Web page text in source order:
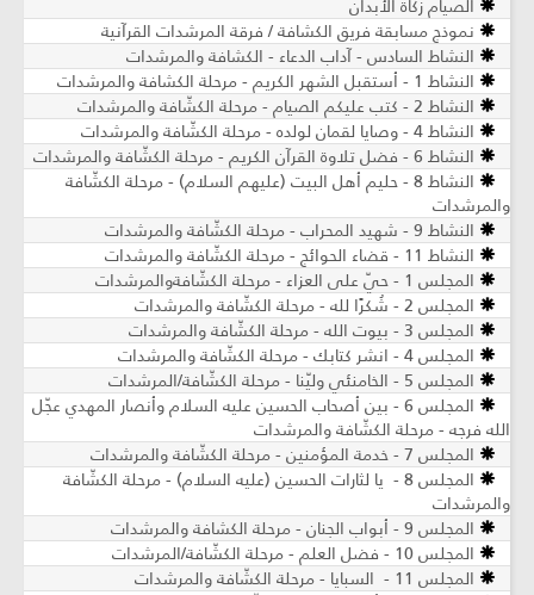
الصيام زكاة الأبدان
نموذج مسابقة فريق الكشافة / فرقة المرشدات القرآنية
النشاط السادس - آداب الدعاء - الكشافة والمرشدات
النشاط 1 - أستقبل الشهر الكريم - مرحلة الكشافة والمرشدات
النشاط 2 - كتب عليكم الصيام - مرحلة الكشّافة والمرشدات
النشاط 4 - وصايا لقمان لولده - مرحلة الكشّافة والمرشدات
النشاط 6 - فضل تلاوة القرآن الكريم - مرحلة الكشّافة والمرشدات
النشاط 8 - حليم أهل البيت (عليهم السلام) - مرحلة الكشّافة
والمرشدات
النشاط 9 - شهيد المحراب - مرحلة الكشّافة والمرشدات
النشاط 11 - قضاء الحوائج - مرحلة الكشّافة والمرشدات
المجلس 1 - حيّ على العزاء - مرحلة الكشّافةوالمرشدات
المجلس 2 - شُكرًا لله - مرحلة الكشّافة والمرشدات
المجلس 3 - بيوت الله - مرحلة الكشّافة والمرشدات
المجلس 4 - انشر كتابك - مرحلة الكشّافة والمرشدات
المجلس 5 - الخامنئي وليّنا - مرحلة الكشّافة/المرشدات
المجلس 6 - بين أصحاب الحسين عليه السلام وأنصار المهدي عجّل
الله فرجه - مرحلة الكشّافة والمرشدات
المجلس 7 - خدمة المؤمنين - مرحلة الكشّافة والمرشدات
المجلس 8 - يا لثارات الحسين (عليه السلام) - مرحلة الكشّافة
والمرشدات
المجلس 9 - أبواب الجنان - مرحلة الكشافة والمرشدات
المجلس 10 - فضل العلم - مرحلة الكشّافة/المرشدات
المجلس 11 - السبايا - مرحلة الكشّافة والمرشدات